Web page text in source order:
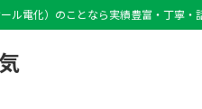
ル電化）のことなら実績豊富・丁寧・